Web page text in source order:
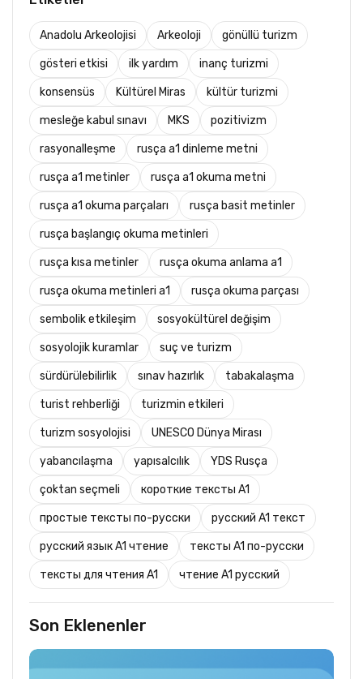
Anadolu Arkeolojisi Arkeoloji gönüllü turizm
gösteri etkisi ilk yardım inanç turizmi
konsensüs Kültürel Miras kültür turizmi
mesleğe kabul sınavı MKS pozitivizm
rasyonalleşme rusça a1 dinleme metni
rusça a1 metinler rusça a1 okuma metni
rusça a1 okuma parçaları rusça basit metinler
rusça başlangıç okuma metinleri
rusça kısa metinler rusça okuma anlama a1
rusça okuma metinleri a1 rusça okuma parçası
sembolik etkileşim sosyokültürel değişim
sosyolojik kuramlar suç ve turizm
sürdürülebilirlik sınav hazırlık tabakalaşma
turist rehberliği turizmin etkileri
turizm sosyolojisi UNESCO Dünya Mirası
yabancılaşma yapısalcılık YDS Rusça
çoktan seçmeli короткие тексты A1
простые тексты по-русски русский A1 текст
русский язык A1 чтение тексты A1 по-русски
тексты для чтения A1 чтение A1 русский
Son Eklenenler